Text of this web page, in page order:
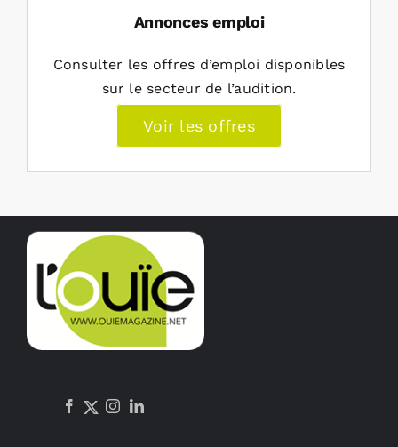
Annonces emploi
Consulter les offres d’emploi disponibles
sur le secteur de l’audition.
Voir les offres